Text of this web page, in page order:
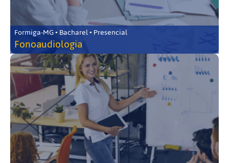
Formiga-MG • Bacharel • Presencial
Fonoaudiologia